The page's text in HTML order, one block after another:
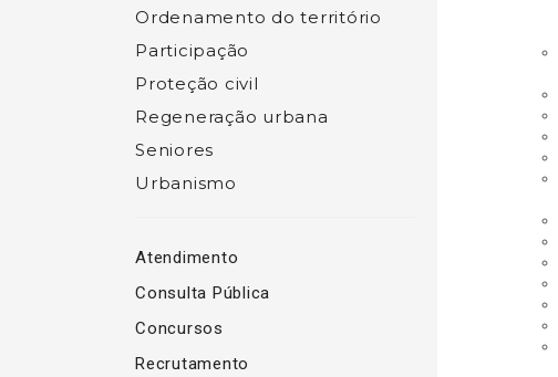
Ordenamento do território
Participação
Proteção civil
Regeneração urbana
Seniores
Urbanismo
Atendimento
Consulta Pública
Concursos
Recrutamento